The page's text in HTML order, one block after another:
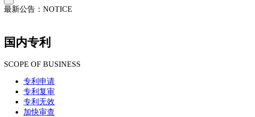
最新公告： NOTICE
国内专利
SCOPE OF BUSINESS
专利申请
专利复审
专利无效
加快审查